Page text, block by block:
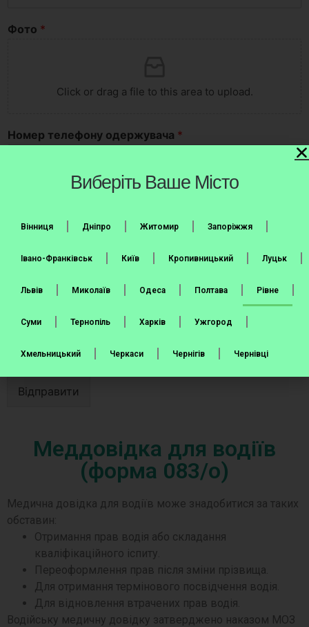
Фото *
Click or drag a file to this area to upload.
Номер телефону одержувача *
Місто та номер відділення Нової Пошти*
Відправити
Меддовідка для водіїв
(форма 083/о)
Медична довідка для водіїв може знадобитися за таких
обставин:
Отримання прав водія або складання
кваліфікаційного іспиту.
Переоформлення прав після зміни прізвища.
Для отримання термінового посвідчення водія.
Для відновлення втрачених прав водія.
Водійську медичну довідку затверджено наказом МОЗ
Виберіть Ваше Місто
Вінниця Дніпро Житомир Запоріжжя
Івано-Франківськ Київ Кропивницький Луцьк
Львів Миколаїв Одеса Полтава Рівне
Суми Тернопіль Харків Ужгород
Хмельницький Черкаси Чернігів Чернівці